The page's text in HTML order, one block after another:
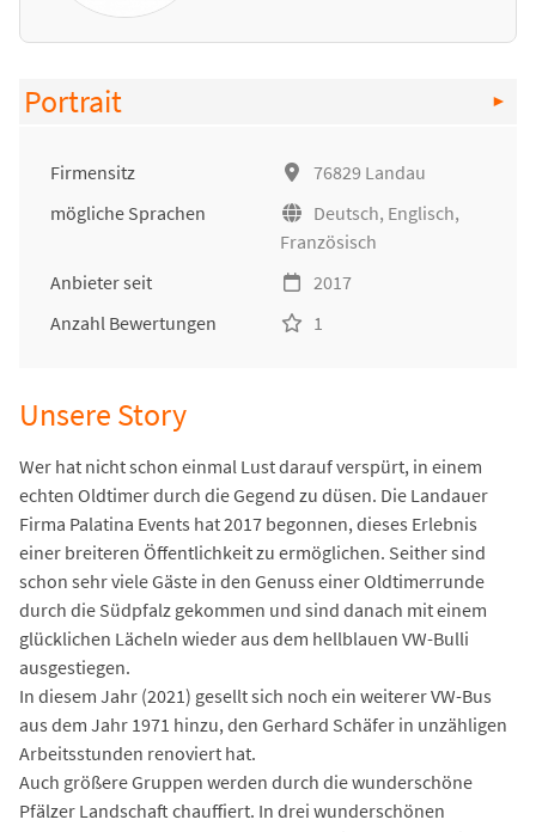
Portrait
Firmensitz
76829 Landau
mögliche Sprachen
Deutsch, Englisch,
Französisch
Anbieter seit
2017
Anzahl Bewertungen
1
Unsere Story
Wer hat nicht schon einmal Lust darauf verspürt, in einem
echten Oldtimer durch die Gegend zu düsen. Die Landauer
Firma Palatina Events hat 2017 begonnen, dieses Erlebnis
einer breiteren Öffentlichkeit zu ermöglichen. Seither sind
schon sehr viele Gäste in den Genuss einer Oldtimerrunde
durch die Südpfalz gekommen und sind danach mit einem
glücklichen Lächeln wieder aus dem hellblauen VW-Bulli
ausgestiegen.
In diesem Jahr (2021) gesellt sich noch ein weiterer VW-Bus
aus dem Jahr 1971 hinzu, den Gerhard Schäfer in unzähligen
Arbeitsstunden renoviert hat.
Auch größere Gruppen werden durch die wunderschöne
Pfälzer Landschaft chauffiert. In drei wunderschönen